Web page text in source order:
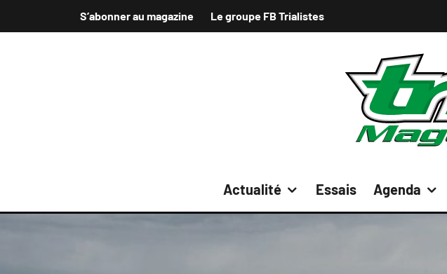
S’abonner au magazine Le groupe FB Trialistes
Actualité Essais Agenda